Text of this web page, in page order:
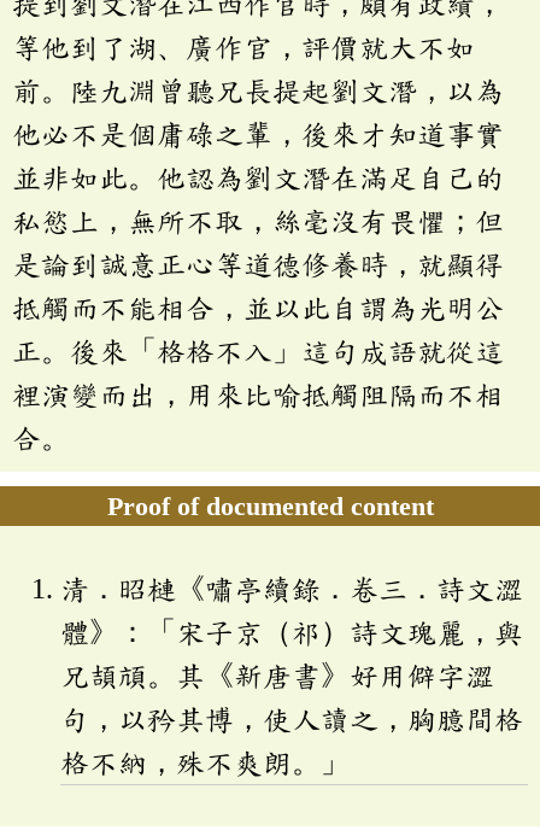
等他到了湖、廣作官，評價就大不如
前。陸九淵曾聽兄長提起劉文潛，以為
他必不是個庸碌之輩，後來才知道事實
並非如此。他認為劉文潛在滿足自己的
私慾上，無所不取，絲毫沒有畏懼；但
是論到誠意正心等道德修養時，就顯得
抵觸而不能相合，並以此自謂為光明公
正。後來「格格不入」這句成語就從這
裡演變而出，用來比喻抵觸阻隔而不相
合。
Proof of documented content
清．昭槤《嘯亭續錄．卷三．詩文澀
體》：「宋子京（祁）詩文瑰麗，與
兄頡頏。其《新唐書》好用僻字澀
句，以矜其博，使人讀之，胸臆間格
格不納，殊不爽朗。」